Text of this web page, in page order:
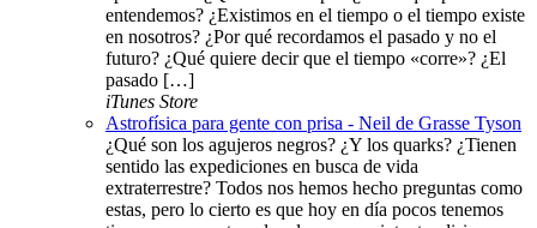
entendemos? ¿Existimos en el tiempo o el tiempo existe
en nosotros? ¿Por qué recordamos el pasado y no el
futuro? ¿Qué quiere decir que el tiempo «corre»? ¿El
pasado […]
iTunes Store
Astrofísica para gente con prisa - Neil de Grasse Tyson
¿Qué son los agujeros negros? ¿Y los quarks? ¿Tienen
sentido las expediciones en busca de vida
extraterrestre? Todos nos hemos hecho preguntas como
estas, pero lo cierto es que hoy en día pocos tenemos